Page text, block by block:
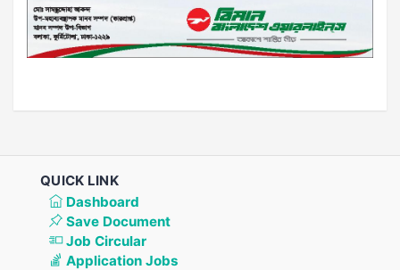
QUICK LINK
Dashboard
Save Document
Job Circular
Application Jobs